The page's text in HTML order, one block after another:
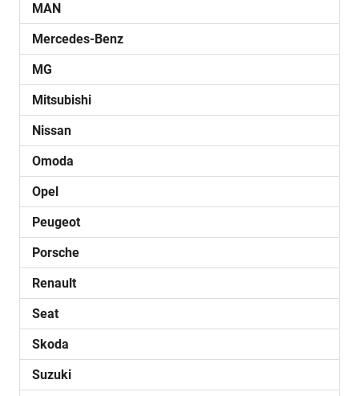
MAN
Mercedes-Benz
MG
Mitsubishi
Nissan
Omoda
Opel
Peugeot
Porsche
Renault
Seat
Skoda
Suzuki